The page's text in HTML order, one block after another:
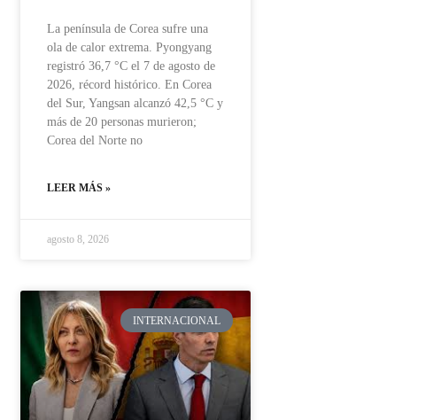
La península de Corea sufre una
ola de calor extrema. Pyongyang
registró 36,7 °C el 7 de agosto de
2026, récord histórico. En Corea
del Sur, Yangsan alcanzó 42,5 °C y
más de 20 personas murieron;
Corea del Norte no
LEER MÁS »
agosto 8, 2026
INTERNACIONAL